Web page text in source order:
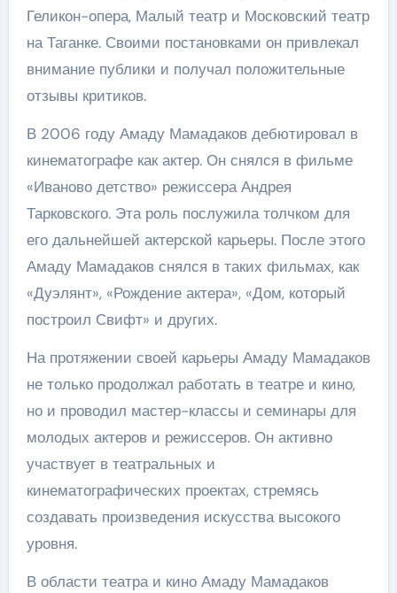
Геликон-опера, Малый театр и Московский театр
на Таганке. Своими постановками он привлекал
внимание публики и получал положительные
отзывы критиков.
В 2006 году Амаду Мамадаков дебютировал в
кинематографе как актер. Он снялся в фильме
«Иваново детство» режиссера Андрея
Тарковского. Эта роль послужила толчком для
его дальнейшей актерской карьеры. После этого
Амаду Мамадаков снялся в таких фильмах, как
«Дуэлянт», «Рождение актера», «Дом, который
построил Свифт» и других.
На протяжении своей карьеры Амаду Мамадаков
не только продолжал работать в театре и кино,
но и проводил мастер-классы и семинары для
молодых актеров и режиссеров. Он активно
участвует в театральных и
кинематографических проектах, стремясь
создавать произведения искусства высокого
уровня.
В области театра и кино Амаду Мамадаков